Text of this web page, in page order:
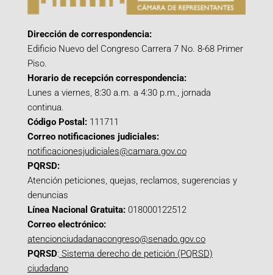
Dirección de correspondencia:
Edificio Nuevo del Congreso Carrera 7 No. 8-68 Primer
Piso.
Horario de recepción correspondencia:
Lunes a viernes, 8:30 a.m. a 4:30 p.m., jornada
continua.
Código Postal: 111711
Correo notificaciones judiciales:
notificacionesjudiciales@camara.gov.co
PQRSD:
Atención peticiones, quejas, reclamos, sugerencias y
denuncias
Línea Nacional Gratuita: 018000122512
Correo electrónico:
atencionciudadanacongreso@senado.gov.co
PQRSD: Sistema derecho de petición (PQRSD)
ciudadano